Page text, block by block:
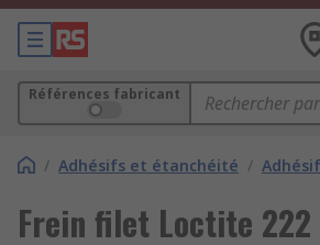
Références fabricant
/ Adhésifs et étanchéité /
Frein filet Loctite